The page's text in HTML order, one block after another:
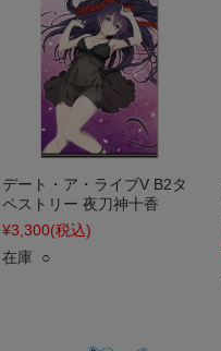
デート・ア・ライブV B2タ
ペストリー 夜刀神十香
¥3,300(税込)
在庫 ○